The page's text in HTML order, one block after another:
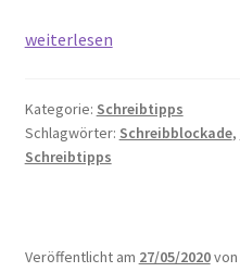
Kampf
–
Schreibblockaden
weiterlesen
Kategorie: Schreibtipps
Schlagwörter: Schreibblockade,
Schreibtipps
Veröffentlicht am 27/05/2020von